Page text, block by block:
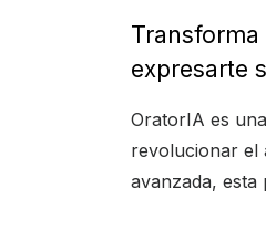
expresarte
OratorIA es
revolucionar el
avanzada,